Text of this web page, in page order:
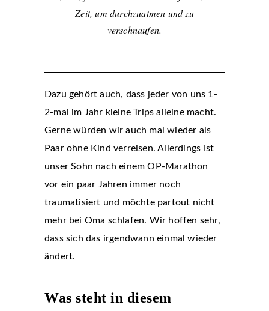
Zeit, um durchzuatmen und zu
verschnaufen.
Dazu gehört auch, dass jeder von uns 1-
2-mal im Jahr kleine Trips alleine macht.
Gerne würden wir auch mal wieder als
Paar ohne Kind verreisen. Allerdings ist
unser Sohn nach einem OP-Marathon
vor ein paar Jahren immer noch
traumatisiert und möchte partout nicht
mehr bei Oma schlafen. Wir hoffen sehr,
dass sich das irgendwann einmal wieder
ändert.
Was steht in diesem